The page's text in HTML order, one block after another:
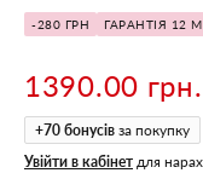
-280 ГРН ГАРАНТІЯ 12
1390.00 грн.
+70 бонусів за покупку
Увійти в кабінет для